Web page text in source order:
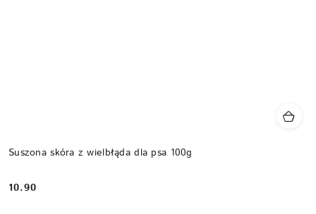
Suszona skóra z wielbłąda dla psa 100g
Cena:
10.90